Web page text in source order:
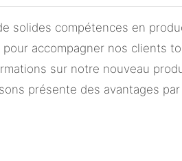
solides compétences en
accompagner nos clients
sur notre nouveau
présente des avantages